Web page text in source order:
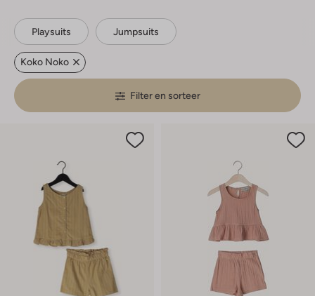
Playsuits Jumpsuits
Koko Noko
Filter en sorteer